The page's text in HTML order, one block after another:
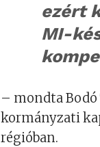
ezért
MI-
– mondta Bodó
kormányzati
régióban.